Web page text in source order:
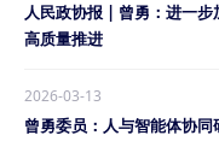
人民政协报 | 曾勇：进一步
高质量推进
2026-03-13
曾勇委员：人与智能体协